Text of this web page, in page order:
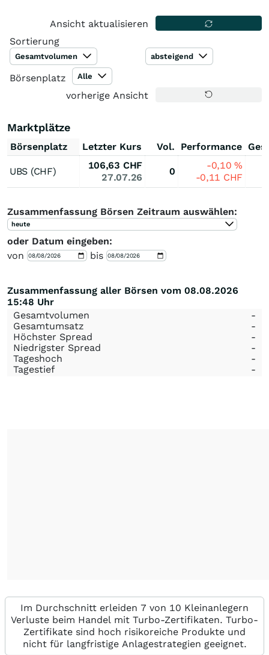
Ansicht aktualisieren
Sortierung
Gesamtvolumen absteigend
Börsenplatz Alle
vorherige Ansicht
Marktplätze
Börsenplatz Letzter Kurs Vol. Performance
UBS (CHF)
106,63 CHF
27.07.26
0
-0,10%
-0,11 CHF
Zusammenfassung Börsen Zeitraum auswählen:
heute
oder Datum eingeben:
von
bis
Zusammenfassung aller Börsen vom 08.08.2026
15:48 Uhr
Gesamtvolumen
-
Gesamtumsatz
-
Höchster Spread
-
Niedrigster Spread
-
Tageshoch
-
Tagestief
-
Im Durchschnitt erleiden 7 von 10 Kleinanlegern
Verluste beim Handel mit Turbo-Zertifikaten. Turbo-
Zertifikate sind hoch risikoreiche Produkte und
nicht für langfristige Anlagestrategien geeignet.